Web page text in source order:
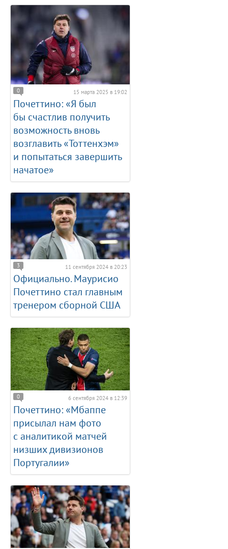
0 15 марта 2025 в 19:02
Почеттино: «Я был
бы счастлив получить
возможность вновь
возглавить «Тоттенхэм»
и попытаться завершить
начатое»
3 11 сентября 2024 в 20:23
Официально. Маурисио
Почеттино стал главным
тренером сборной США
0 6 сентября 2024 в 12:39
Почеттино: «Мбаппе
присылал нам фото
с аналитикой матчей
низших дивизионов
Португалии»